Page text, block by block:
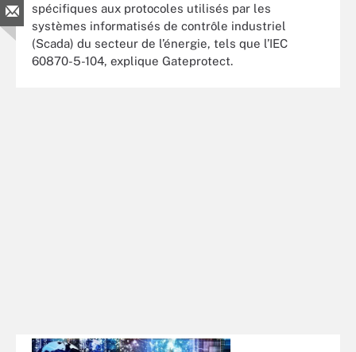
spécifiques aux protocoles utilisés par les
systèmes informatisés de contrôle industriel
(Scada) du secteur de l’énergie, tels que l’IEC
60870-5-104, explique Gateprotect.